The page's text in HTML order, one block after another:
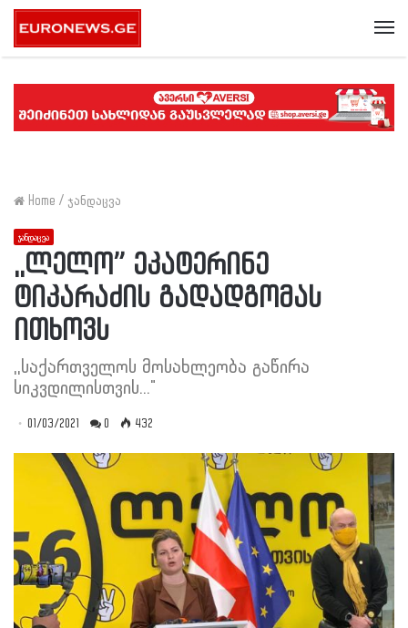
Home / ჯანდაცვა
ჯანდაცვა
,,ლელო” ეკატერინე
ტიკარაძის გადადგომას
ითხოვს
,,საქართველოს მოსახლეობა გაწირა
სიკვდილისთვის..."
01/03/2021 0 432